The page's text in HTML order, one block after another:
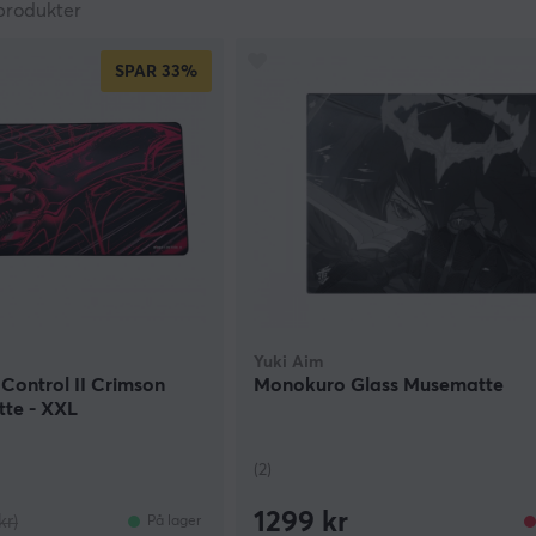
SPAR 33%
II Crimson
- XXL
På lager
Yuki Aim
Monokuro Glass Musematte
(2)
1299 kr